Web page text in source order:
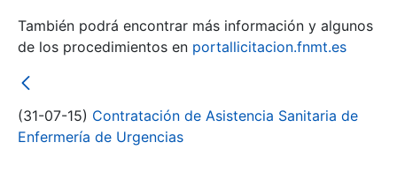
Erakutsi/Ezkutatu
También podrá encontrar más información y algunos
de los procedimientos en portallicitacion.fnmt.es
(31-07-15) Contratación de Asistencia Sanitaria de
Enfermería de Urgencias